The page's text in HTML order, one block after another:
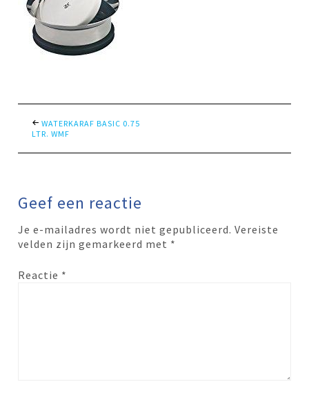
WATERKARAF BASIC 0.75
LTR. WMF
Geef een reactie
Je e-mailadres wordt niet gepubliceerd. Vereiste
velden zijn gemarkeerd met *
Reactie *